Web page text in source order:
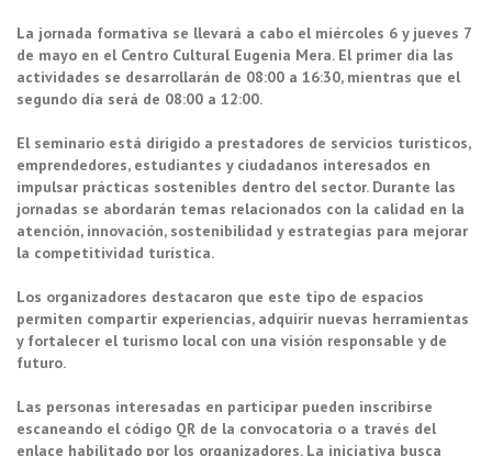
La jornada formativa se llevará a cabo el miércoles 6 y jueves 7
de mayo en el Centro Cultural Eugenia Mera. El primer día las
actividades se desarrollarán de 08:00 a 16:30, mientras que el
segundo día será de 08:00 a 12:00.
El seminario está dirigido a prestadores de servicios turísticos,
emprendedores, estudiantes y ciudadanos interesados en
impulsar prácticas sostenibles dentro del sector. Durante las
jornadas se abordarán temas relacionados con la calidad en la
atención, innovación, sostenibilidad y estrategias para mejorar
la competitividad turística.
Los organizadores destacaron que este tipo de espacios
permiten compartir experiencias, adquirir nuevas herramientas
y fortalecer el turismo local con una visión responsable y de
futuro.
Las personas interesadas en participar pueden inscribirse
escaneando el código QR de la convocatoria o a través del
enlace habilitado por los organizadores. La iniciativa busca